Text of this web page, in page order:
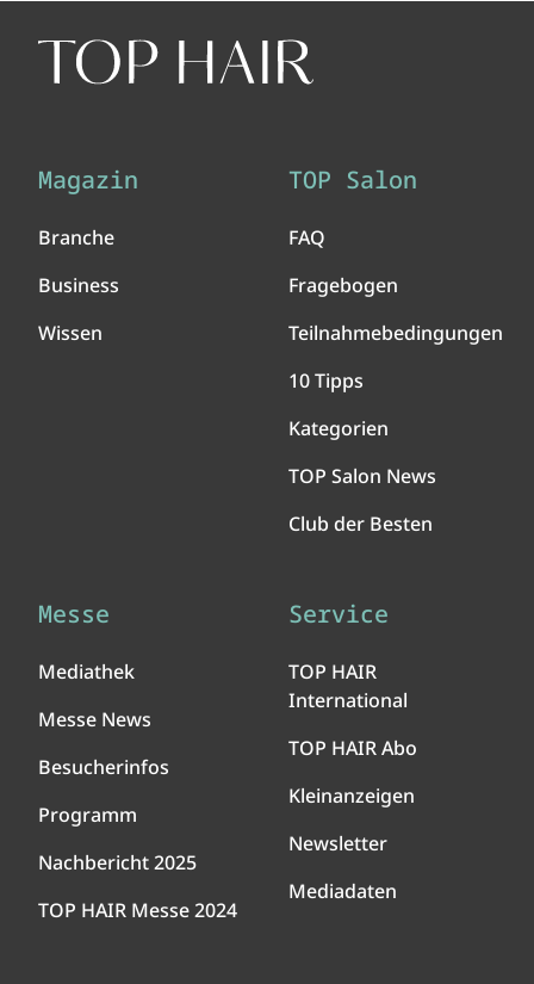
Magazin
Branche
Business
Wissen
TOP Salon
FAQ
Fragebogen
Teilnahmebedingungen
10 Tipps
Kategorien
TOP Salon News
Club der Besten
Messe
Mediathek
Messe News
Besucherinfos
Programm
Nachbericht 2025
TOP HAIR Messe 2024
Service
TOP HAIR
International
TOP HAIR Abo
Kleinanzeigen
Newsletter
Mediadaten